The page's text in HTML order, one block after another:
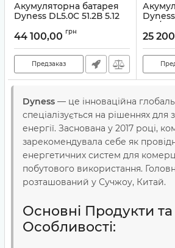
Акумуляторна батарея
Dyness DL5.0C 51.2В 5.12
Артикул: 00000020402
44 100,00 грн
Предзаказ
год/48
Артикул:
25
Dyness — це інноваційна
спеціалізується на рішеннях для
енергії. Заснована у 2017 році,
зарекомендувала себе як
енергетичних систем для
побутового використання.
розташований у Сучжоу, Китай.
Основні Продукти та
Особливості: